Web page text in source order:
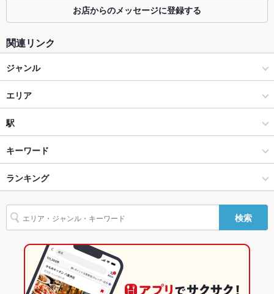
カウンター
あり ：カウンター席ございます☆ゆっくりと会話を楽しむお食
ソファー なし
テラス席 なし
設備
Wi-Fi
バリアフリ
ー
駐車場 なし
その他設備 イベント・二次会・パーティなどお気軽にご相談ください♪
飲み放題
あり ：全コース250種飲み放題付き★ノンアルコールも充実♪
可愛いグラスにもご注目下さい◎
お店からのメッセージに登録する
関連リンク
ジャンル
居酒屋
洋・和洋・各国料理・その他
和風
岡山市 × 居酒屋
岡山市 × 洋・和洋・各国料理・その他
岡山市 × 和風
岡山駅 × 居酒屋
岡山駅 × 洋・和洋・各国料理・その他
エリア
岡山駅
岡山駅 × 居酒屋
岡山駅 × 洋・和洋・各国料理・その他
岡山駅 × 和風
岡山
岡山 × 居酒屋
岡山 × 洋・和洋・各国料理・その他
駅
岡山駅
岡山駅前駅
西川緑道公園駅
キーワード
からあげ
鴨肉 ケーキ デザート アヒージョ
ランキング
岡山のグルメランキング
岡山の居酒屋ランキング
岡山市のグルメランキング
岡山市の居酒屋ランキング
検索